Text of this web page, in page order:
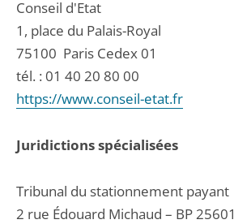
Conseil d'Etat
1, place du Palais-Royal
75100 Paris Cedex 01
tél. : 01 40 20 80 00
https://www.conseil-etat.fr
Juridictions spécialisées
Tribunal du stationnement payant
2 rue Édouard Michaud – BP 25601